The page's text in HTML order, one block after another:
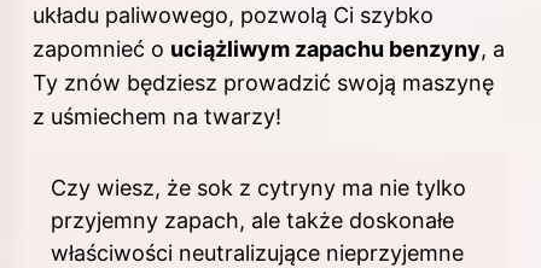
układu paliwowego, pozwolą Ci szybko
zapomnieć o uciążliwym zapachu benzyny, a
Ty znów będziesz prowadzić swoją maszynę
z uśmiechem na twarzy!
Czy wiesz, że sok z cytryny ma nie tylko
przyjemny zapach, ale także doskonałe
właściwości neutralizujące nieprzyjemne